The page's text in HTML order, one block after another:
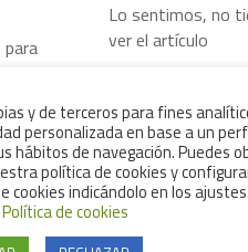
más
Lo sentimos, no
ver el artículo
Página Siguiente
y de terceros para fines
personalizada en base a un
hábitos de navegación. Puedes
política de cookies y
cookies indicándolo en los
Política de cookies